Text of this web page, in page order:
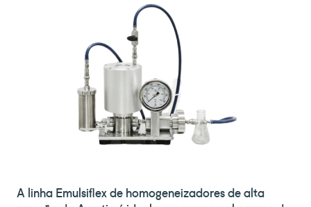
A linha Emulsiflex de homogeneizadores de alta